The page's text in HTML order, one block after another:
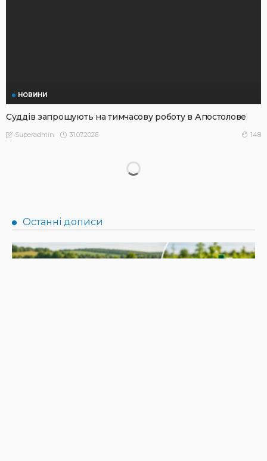
НОВИНИ
Суддів запрошують на тимчасову роботу в Апостолове
Superadmin 31.07.2026 148